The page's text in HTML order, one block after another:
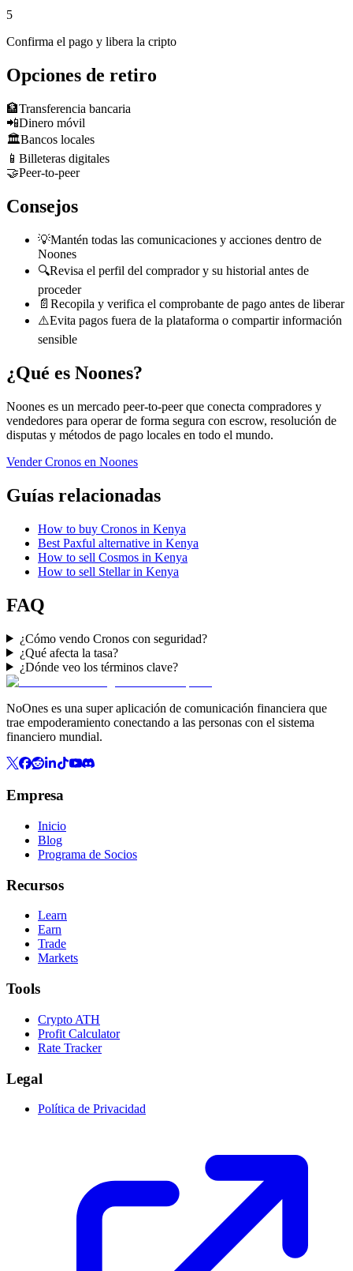
5
Confirma el pago y libera la cripto
Opciones de retiro
🏦Transferencia bancaria
📲Dinero móvil
🏛️Bancos locales
📱 Billeteras digitales
🤝Peer-to-peer
Consejos
💡Mantén todas las comunicaciones y acciones dentro de
Noones
🔍Revisa el perfil del comprador y su historial antes de
proceder
📄 Recopila y verifica el comprobante de pago antes de liberar
⚠️Evita pagos fuera de la plataforma o compartir información
sensible
¿Qué es Noones?
Noones es un mercado peer-to-peer que conecta compradores y
vendedores para operar de forma segura con escrow, resolución de
disputas y métodos de pago locales en todo el mundo.
Vender Cronos en Noones
Guías relacionadas
How to buy Cronos in Kenya
Best Paxful alternative in Kenya
How to sell Cosmos in Kenya
How to sell Stellar in Kenya
FAQ
¿Cómo vendo Cronos con seguridad?
¿Qué afecta la tasa?
¿Dónde veo los términos clave?
NoOnes es una super aplicación de comunicación financiera que
trae empoderamiento conectando a las personas con el sistema
financiero mundial.
Empresa
Inicio
Blog
Programa de Socios
Recursos
Learn
Earn
Trade
Markets
Tools
Crypto ATH
Profit Calculator
Rate Tracker
Legal
Política de Privacidad